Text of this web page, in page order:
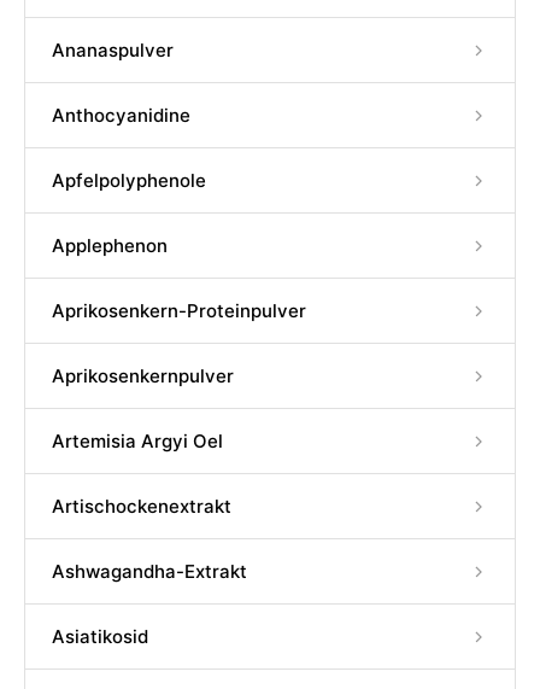
Ananaspulver
Anthocyanidine
Apfelpolyphenole
Applephenon
Aprikosenkern-Proteinpulver
Aprikosenkernpulver
Artemisia Argyi Oel
Artischockenextrakt
Ashwagandha-Extrakt
Asiatikosid